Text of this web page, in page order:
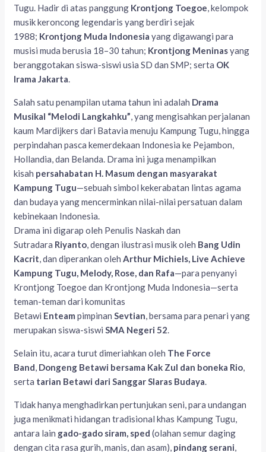
Tugu. Hadir di atas panggung Krontjong Toegoe, kelompok
musik keroncong legendaris yang berdiri sejak
1988; Krontjong Muda Indonesia yang digawangi para
musisi muda berusia 18–30 tahun; Krontjong Meninasyang
beranggotakan siswa-siswi usia SD dan SMP; serta OK
Irama Jakarta.
Salah satu penampilan utama tahun ini adalah Drama
Musikal “Melodi Langkahku”, yang mengisahkan perjalanan
kaum Mardijkers dari Batavia menuju Kampung Tugu, hingga
perpindahan pasca kemerdekaan Indonesia ke Pejambon,
Hollandia, dan Belanda. Drama ini juga menampilkan
kisah persahabatan H. Masum dengan masyarakat
Kampung Tugu—sebuah simbol kekerabatan lintas agama
dan budaya yang mencerminkan nilai-nilai persatuan dalam
kebinekaan Indonesia.
Drama ini digarap oleh Penulis Naskah dan
Sutradara Riyanto, dengan ilustrasi musik oleh Bang Udin
Kacrit, dan diperankan olehArthur Michiels, Live Achieve
Kampung Tugu, Melody, Rose, dan Rafa—para penyanyi
Krontjong Toegoe dan Krontjong Muda Indonesia—serta
teman-teman dari komunitas
Betawi Enteam pimpinanSevtian, bersama para penari yang
merupakan siswa-siswiSMA Negeri 52.
Selain itu, acara turut dimeriahkan oleh The Force
Band, Dongeng Betawi bersama Kak Zul dan boneka Rio,
serta tarian Betawi dari Sanggar Slaras Budaya.
Tidak hanya menghadirkan pertunjukan seni, para undangan
juga menikmati hidangan tradisional khas Kampung Tugu,
antara lain gado-gado siram, sped (olahan semur daging
dengan cita rasa gurih, manis, dan asam), pindang serani,